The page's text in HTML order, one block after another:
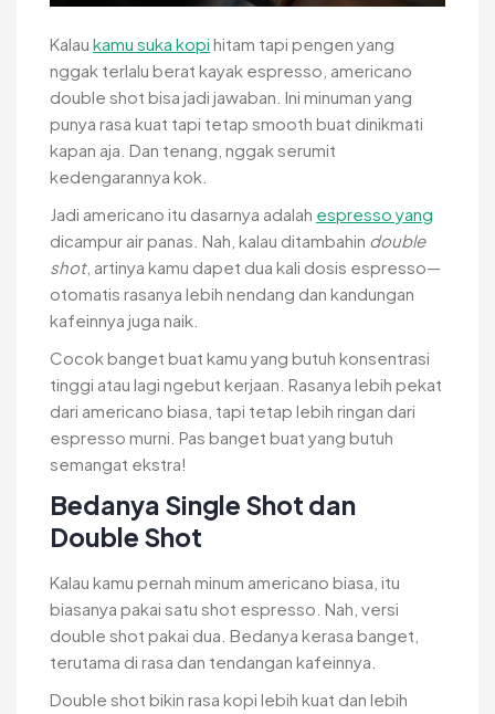
Kalau kamu suka kopi hitam tapi pengen yang
nggak terlalu berat kayak espresso, americano
double shot bisa jadi jawaban. Ini minuman yang
punya rasa kuat tapi tetap smooth buat dinikmati
kapan aja. Dan tenang, nggak serumit
kedengarannya kok.
Jadi americano itu dasarnya adalah espresso yang
dicampur air panas. Nah, kalau ditambahin double
shot, artinya kamu dapet dua kali dosis espresso—
otomatis rasanya lebih nendang dan kandungan
kafeinnya juga naik.
Cocok banget buat kamu yang butuh konsentrasi
tinggi atau lagi ngebut kerjaan. Rasanya lebih pekat
dari americano biasa, tapi tetap lebih ringan dari
espresso murni. Pas banget buat yang butuh
semangat ekstra!
Bedanya Single Shot dan
Double Shot
Kalau kamu pernah minum americano biasa, itu
biasanya pakai satu shot espresso. Nah, versi
double shot pakai dua. Bedanya kerasa banget,
terutama di rasa dan tendangan kafeinnya.
Double shot bikin rasa kopi lebih kuat dan lebih